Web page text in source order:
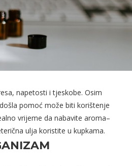
napetosti i tjeskobe. Osim
pomoć može biti korištenje
vrijeme da nabavite aroma–
ulja koristite u kupkama.